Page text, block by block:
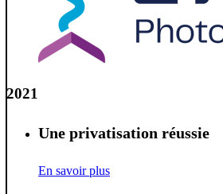
2021
Une privatisation réussie
En savoir plus